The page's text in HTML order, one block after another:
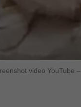
video YouTube